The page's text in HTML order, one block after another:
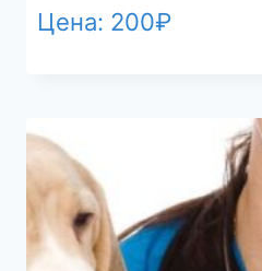
Цена: 200₽